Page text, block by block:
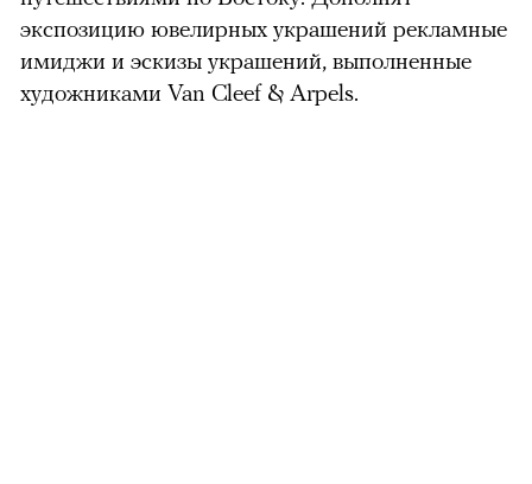
экспозицию ювелирных украшений рекламные
имиджи и эскизы украшений, выполненные
художниками Van Cleef & Arpels.